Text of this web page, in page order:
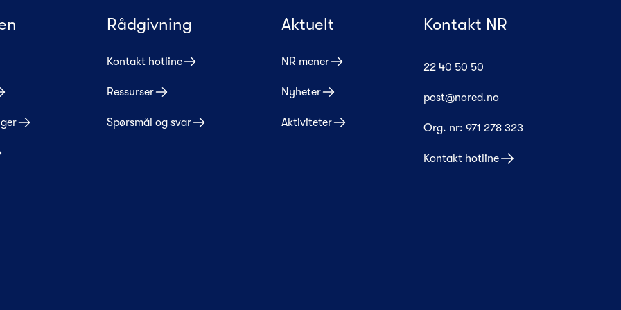
Rådgivning
Kontakt hotline
Ressurser
Spørsmål og svar
Aktuelt
NR mener
Nyheter
Aktiviteter
Kontakt NR
22 40 50 50
post@nored.no
Org. nr:971 278 323
Kontakt hotline